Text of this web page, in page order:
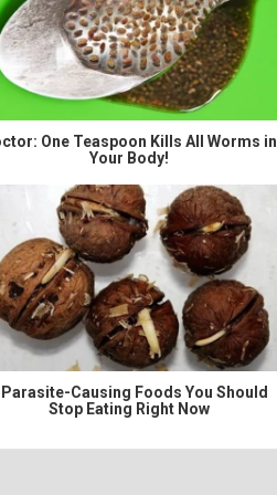
One Teaspoon Kills All Worms in
Your Body!
Causing Foods You Should
Stop Eating Right Now